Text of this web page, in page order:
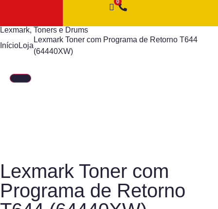
Lexmark, Toners e Drums
InícioLoja
Lexmark Toner com Programa de Retorno T644
(64440XW)
Lexmark Toner com
Programa de Retorno